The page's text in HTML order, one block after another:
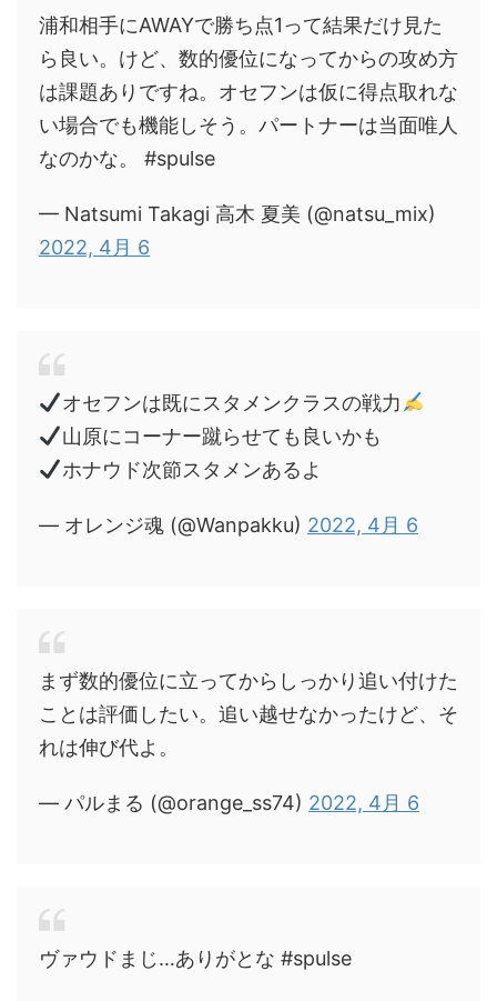
浦和相手にAWAYで勝ち点1って結果だけ見た
ら良い。けど、数的優位になってからの攻め方
は課題ありですね。オセフンは仮に得点取れな
い場合でも機能しそう。パートナーは当面唯人
なのかな。 #spulse
— Natsumi Takagi 高木 夏美 (@natsu_mix)
2022, 4月 6
オセフンは既にスタメンクラスの戦力
山原にコーナー蹴らせても良いかも
ホナウド次節スタメンあるよ
— オレンジ魂 (@Wanpakku) 2022, 4月 6
まず数的優位に立ってからしっかり追い付けた
ことは評価したい。追い越せなかったけど、そ
れは伸び代よ。
— パルまる (@orange_ss74) 2022, 4月 6
ヴァウドまじ…ありがとな #spulse